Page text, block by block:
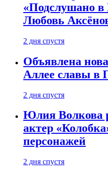
«Подслушано
Любовь
2 дня спустя
Объявлена
Аллее славы в
2 дня спустя
Юлия Волкова
актер
персонажей
2 дня спустя